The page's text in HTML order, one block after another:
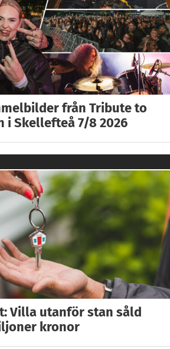
från Tribute to
i Skellefteå 7/8 2026
Villa utanför stan såld
kronor